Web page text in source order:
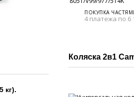
кг).
ПОКУПКА
4 платежа по 6
Коляска 2в1